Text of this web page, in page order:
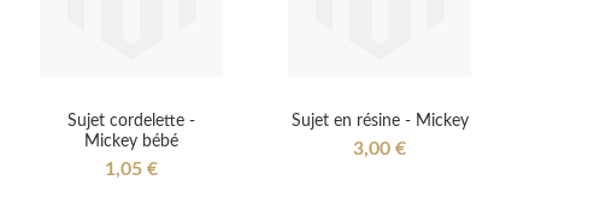
Sujet cordelette -
Mickey bébé
1,05 €
Sujet en résine - Mickey
3,00 €